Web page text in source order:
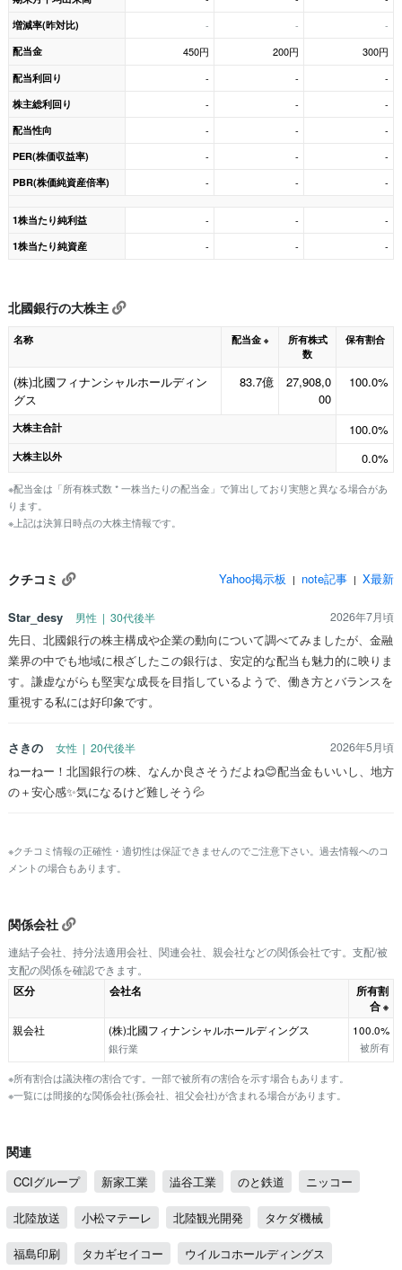
増減率(昨対比) - - -
配当金 450円 200円 300円
配当利回り - - -
株主総利回り - - -
配当性向 - - -
PER(株価収益率) - - -
PBR(株価純資産倍率) - - -
1株当たり純利益 - - -
1株当たり純資産 - - -
北國銀行の大株主
名称 配当金 ※
所有株式
数
保有割合
(株)北國フィナンシャルホールディン
グス
83.7億
27,908,0
00
100.0%
大株主合計 100.0%
大株主以外 0.0%
※配当金は「所有株式数 * 一株当たりの配当金」で算出しており実態と異なる場合があ
ります。
※上記は決算日時点の大株主情報です。
クチコミ Yahoo掲示板 | note記事 | X最新
Star_desy 男性 | 30代後半 2026年7月頃
先日、北國銀行の株主構成や企業の動向について調べてみましたが、金融
業界の中でも地域に根ざしたこの銀行は、安定的な配当も魅力的に映りま
す。謙虚ながらも堅実な成長を目指しているようで、働き方とバランスを
重視する私には好印象です。
さきの 女性 | 20代後半 2026年5月頃
ねーねー！北国銀行の株、なんか良さそうだよね😊配当金もいいし、地方
の＋安心感✨気になるけど難しそう💦
※クチコミ情報の正確性・適切性は保証できませんのでご注意下さい。過去情報へのコ
メントの場合もあります。
関係会社
連結子会社、持分法適用会社、関連会社、親会社などの関係会社です。支配/被
支配の関係を確認できます。
区分 会社名
所有割
合 ※
親会社
(株)北國フィナンシャルホールディングス
銀行業
100.0%
被所有
※所有割合は議決権の割合です。一部で被所有の割合を示す場合もあります。
※一覧には間接的な関係会社(孫会社、祖父会社)が含まれる場合があります。
関連
CCIグループ 新家工業 澁谷工業 のと鉄道 ニッコー
北陸放送 小松マテーレ 北陸観光開発 タケダ機械
福島印刷 タカギセイコー ウイルコホールディングス